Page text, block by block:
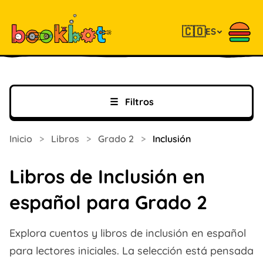
🇨🇴ES
☰ Filtros
Inicio > Libros > Grado 2 > Inclusión
Libros de Inclusión en
español para Grado 2
Explora cuentos y libros de inclusión en español
para lectores iniciales. La selección está pensada